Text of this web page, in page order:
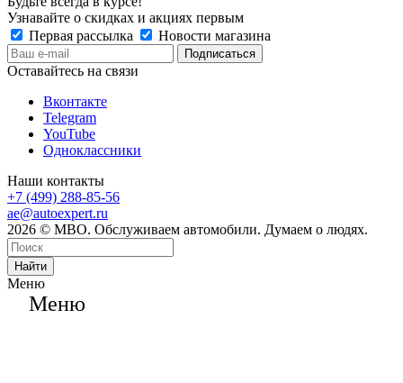
Узнавайте о скидках и акциях первым
Первая рассылка
Новости магазина
Оставайтесь на связи
Вконтакте
Telegram
YouTube
Одноклассники
Наши контакты
+7 (499) 288-85-56
ae@autoexpert.ru
2026 © МВО. Обслуживаем автомобили. Думаем о людях.
Найти
Меню
Меню